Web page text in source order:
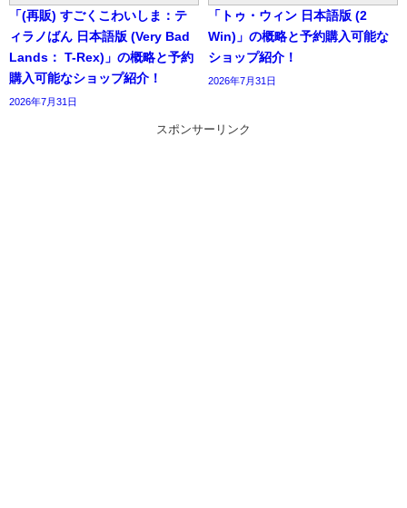
「(再販) すごくこわいしま：テ
ィラノばん 日本語版 (Very Bad
Lands： T-Rex)」の概略と予約
購入可能なショップ紹介！
2026年7月31日
「トゥ・ウィン 日本語版 (2
Win)」の概略と予約購入可能な
ショップ紹介！
2026年7月31日
スポンサーリンク